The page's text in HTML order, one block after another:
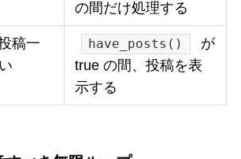
の間だけ処理する
稿一
have_posts()
が
true の間、投稿を表
示する